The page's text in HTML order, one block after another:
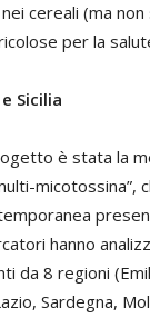
cereali (ma non
per la
Sicilia
è stata la
micotossina”,
hanno
da 8 regioni
Sardegna,